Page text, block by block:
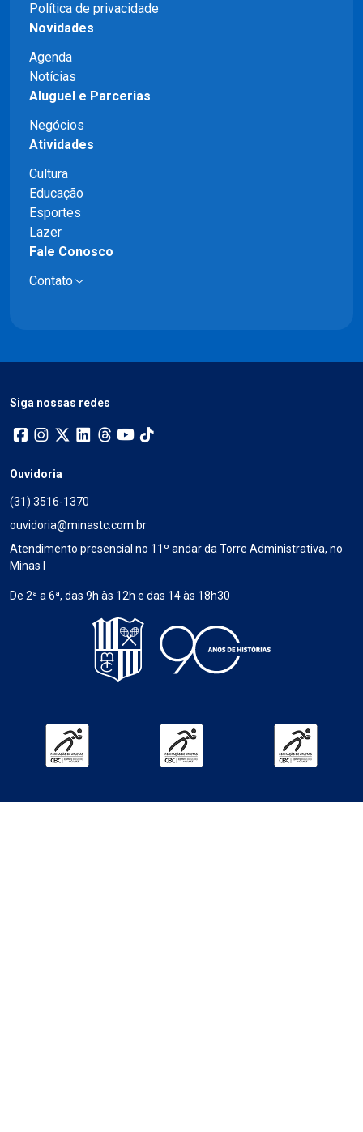
Política de privacidade
Novidades
Agenda
Notícias
Aluguel e Parcerias
Negócios
Atividades
Cultura
Educação
Esportes
Lazer
Fale Conosco
Contato
Siga nossas redes
Ouvidoria
(31) 3516-1370
ouvidoria@minastc.com.br
Atendimento presencial no 11º andar da Torre Administrativa, no
Minas I
De 2ª a 6ª, das 9h às 12h e das 14 às 18h30